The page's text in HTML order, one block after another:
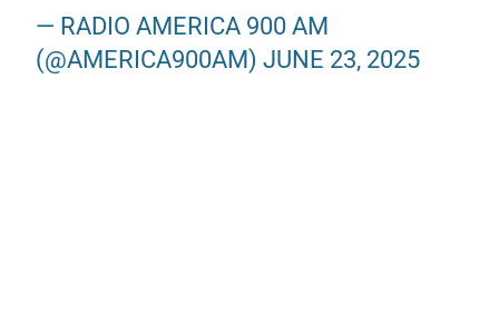
— RADIO AMERICA 900 AM
(@AMERICA900AM)JUNE 23, 2025